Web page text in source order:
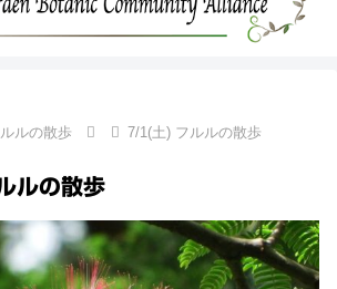
ルの散歩 7/1(土) フルルの散歩
ルの散歩